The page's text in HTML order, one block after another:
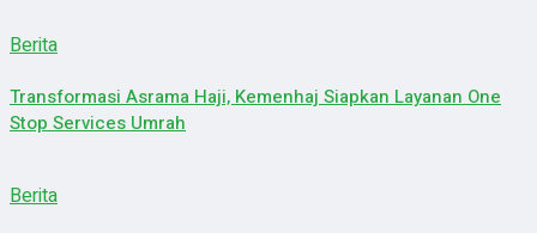
Berita
Transformasi Asrama Haji, Kemenhaj Siapkan Layanan One
Stop Services Umrah
Berita